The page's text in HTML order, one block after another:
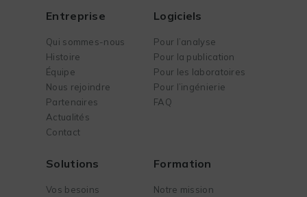
Entreprise
Qui sommes-nous
Histoire
Équipe
Nous rejoindre
Partenaires
Actualités
Contact
Logiciels
Pour l’analyse
Pour la publication
Pour les laboratoires
Pour l’ingénierie
FAQ
Solutions
Vos besoins
Formation
Notre mission